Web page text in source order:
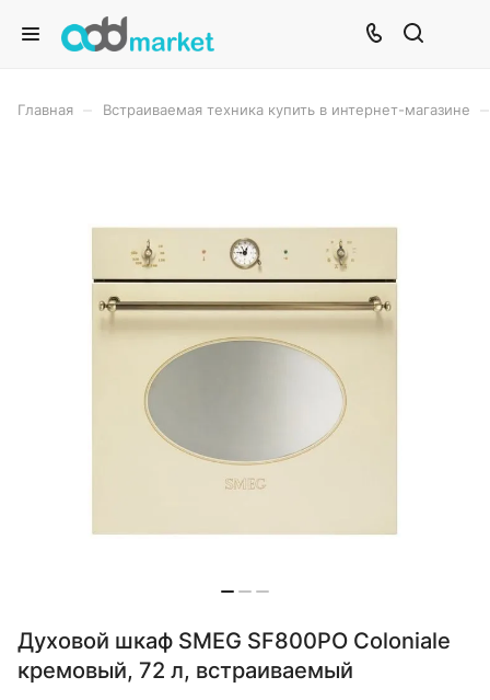
Главная Встраиваемая техника купить в интернет-магазине
Духовой шкаф SMEG SF800PO Coloniale
кремовый, 72 л, встраиваемый